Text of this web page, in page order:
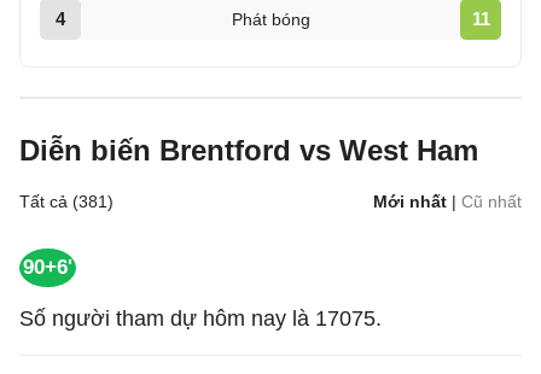
4 Phát bóng 11
Diễn biến Brentford vs West Ham
Tất cả (381) Mới nhất | Cũ nhất
90+6'
Số người tham dự hôm nay là 17075.